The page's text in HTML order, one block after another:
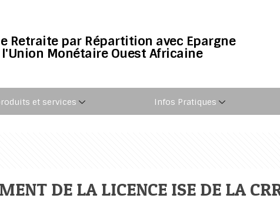
Retraite par Répartition avec Epargne
Monétaire Ouest Africaine
et services Infos Pratiques
DE LA LICENCE ISE DE LA